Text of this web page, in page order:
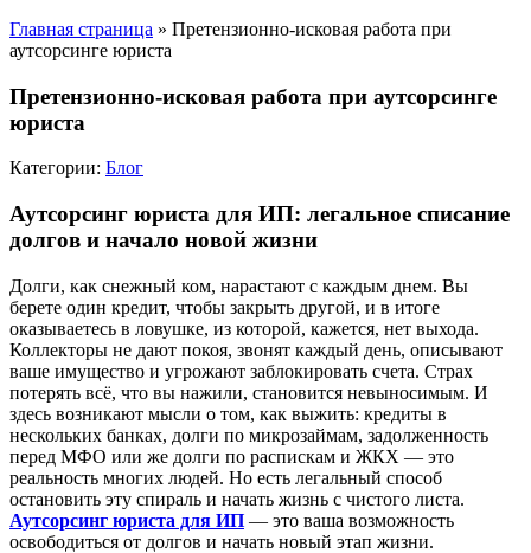
Главная страница » Претензионно-исковая работа при
аутсорсинге юриста
Претензионно-исковая работа при аутсорсинге
юриста
Категории: Блог
Аутсорсинг юриста для ИП: легальное списание
долгов и начало новой жизни
Долги, как снежный ком, нарастают с каждым днем. Вы
берете один кредит, чтобы закрыть другой, и в итоге
оказываетесь в ловушке, из которой, кажется, нет выхода.
Коллекторы не дают покоя, звонят каждый день, описывают
ваше имущество и угрожают заблокировать счета. Страх
потерять всё, что вы нажили, становится невыносимым. И
здесь возникают мысли о том, как выжить: кредиты в
нескольких банках, долги по микрозаймам, задолженность
перед МФО или же долги по распискам и ЖКХ — это
реальность многих людей. Но есть легальный способ
остановить эту спираль и начать жизнь с чистого листа.
Аутсорсинг юриста для ИП — это ваша возможность
освободиться от долгов и начать новый этап жизни.